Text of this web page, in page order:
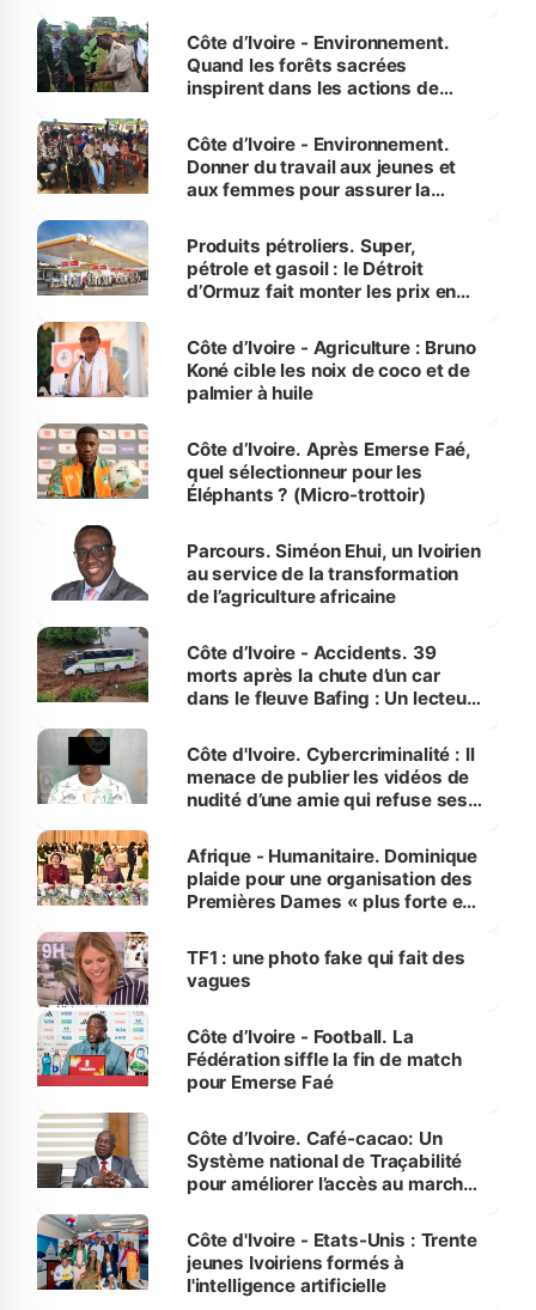
Côte d’Ivoire - Environnement.
Quand les forêts sacrées
inspirent dans les actions de
Côte d’Ivoire - Environnement.
Donner du travail aux jeunes et
aux femmes pour assurer la
menacées
Produits pétroliers. Super,
pétrole et gasoil : le Détroit
d’Ormuz fait monter les prix en
Côte d’Ivoire - Agriculture : Bruno
Koné cible les noix de coco et de
palmier à huile
Côte d’Ivoire. Après Emerse Faé,
quel sélectionneur pour les
Éléphants ? (Micro-trottoir)
Parcours. Siméon Ehui, un Ivoirien
au service de la transformation
de l’agriculture africaine
Côte d’Ivoire - Accidents. 39
morts après la chute d’un car
dans le fleuve Bafing : Un lecteur
des Transports
Côte d'Ivoire. Cybercriminalité : Il
menace de publier les vidéos de
nudité d’une amie qui refuse ses
Afrique - Humanitaire. Dominique
plaide pour une organisation des
Premières Dames « plus forte et
sur la scène internationale »
TF1 : une photo fake qui fait des
vagues
Côte d’Ivoire - Football. La
Fédération siffle la fin de match
pour Emerse Faé
Côte d’Ivoire. Café-cacao: Un
Système national de Traçabilité
pour améliorer l’accès au marché
Côte d'Ivoire - Etats-Unis : Trente
jeunes Ivoiriens formés à
l'intelligence artificielle